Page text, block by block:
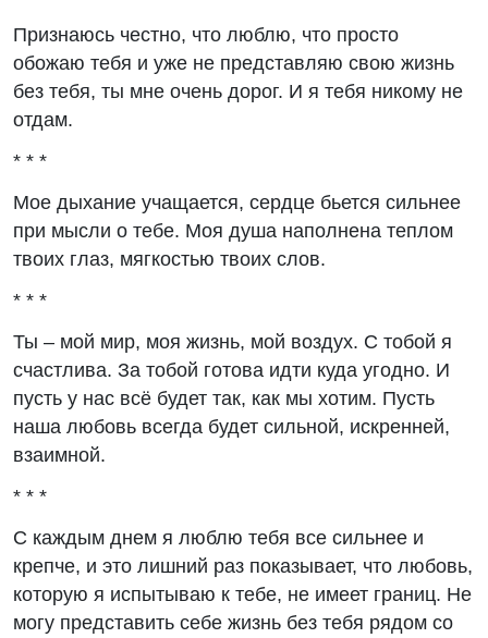
Признаюсь честно, что люблю, что просто
обожаю тебя и уже не представляю свою жизнь
без тебя, ты мне очень дорог. И я тебя никому не
отдам.
* * *
Мое дыхание учащается, сердце бьется сильнее
при мысли о тебе. Моя душа наполнена теплом
твоих глаз, мягкостью твоих слов.
* * *
Ты – мой мир, моя жизнь, мой воздух. С тобой я
счастлива. За тобой готова идти куда угодно. И
пусть у нас всё будет так, как мы хотим. Пусть
наша любовь всегда будет сильной, искренней,
взаимной.
* * *
С каждым днем я люблю тебя все сильнее и
крепче, и это лишний раз показывает, что любовь,
которую я испытываю к тебе, не имеет границ. Не
могу представить себе жизнь без тебя рядом со